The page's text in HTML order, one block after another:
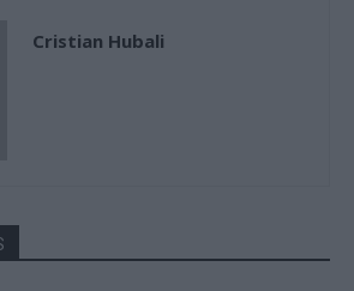
Cristian Hubali